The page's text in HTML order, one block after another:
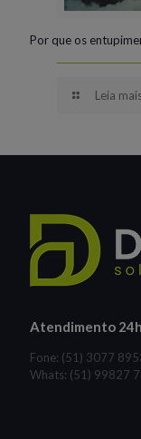
Por que os
Leia
Atendimento 24h
Fone: (51) 3077
Whats: (51) 99827